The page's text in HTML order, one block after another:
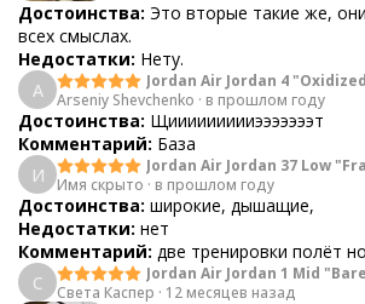
Достоинства: Это вторые такие же,
всех смыслах.
Недостатки: Нету.
A
Jordan Air Jordan 4
Arseniy Shevchenko · в прошлом году
Достоинства: Щиииииииииэээээээт
Комментарий: База
И
Jordan Air Jordan 37 Low
Имя скрыто · в прошлом году
Достоинства: широкие, дышащие,
Недостатки: нет
Комментарий: две тренировки полёт
С
Jordan Air Jordan 1 Mid
Света Каспер · 12 месяцев назад